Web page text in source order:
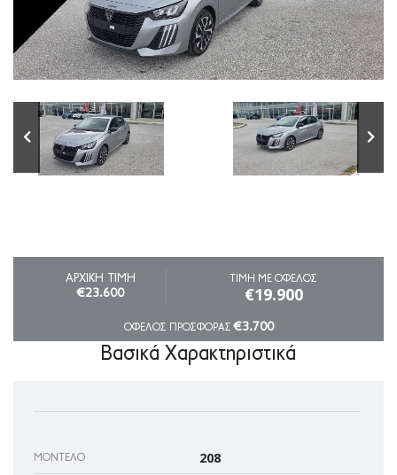
ΑΡΧΙΚΗ ΤΙΜΗ
€23.600
ΤΙΜΗ ΜΕ ΟΦΕΛΟΣ
€19.900
ΟΦΕΛΟΣ ΠΡΟΣΦΟΡΑΣ€3.700
Βασικά Χαρακτηριστικά
ΜΟΝΤΈΛΟ 208